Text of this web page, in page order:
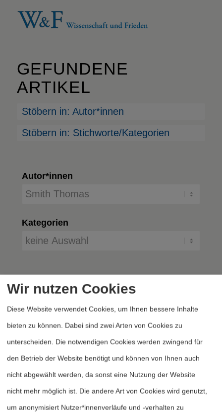
GEFUNDENE
ARTIKEL
Stöbern in: Autor*innen
Stöbern in: Stichworte/Kategorien
Autor*innen
Kategorien
Heftarchiv
Bestellen
Wir nutzen Cookies
Diese Website verwendet Cookies, um Ihnen bessere Inhalte
bieten zu können. Dabei sind zwei Arten von Cookies zu
unterscheiden. Die notwendigen Cookies werden zwingend für
den Betrieb der Website benötigt und können von Ihnen auch
nicht abgewählt werden, da sonst eine Nutzung der Website
nicht mehr möglich ist. Die andere Art von Cookies wird genutzt,
um anonymisiert Nutzer*innenverläufe und -verhalten zu